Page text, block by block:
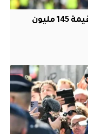
آرسنال يستعد لتقديم عرض بقيمة 145 مليون